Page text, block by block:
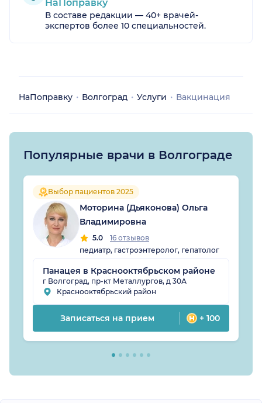
НаПоправку
В составе редакции — 40+ врачей-
экспертов более 10 специальностей.
НаПоправку Волгоград Услуги Вакцинация
Популярные врачи в Волгограде
Выбор пациентов 2025
Моторина (Дьяконова) Ольга
Владимировна
5.0
16 отзывов
педиатр, гастроэнтеролог, гепатолог
Панацея в Краснооктябрьском районе
г Волгоград, пр-кт Металлургов, д 30А
Краснооктябрьский район
Записаться на прием + 100